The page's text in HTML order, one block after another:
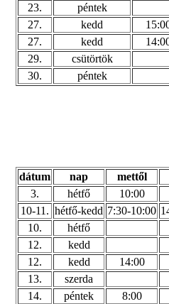
23.
péntek
27.
kedd
27.
kedd
29.
csütörtök
30.
péntek
dátum nap mettől
3.
hétfő 10:00
10-11. hétfő-kedd 7:30-10:00
10.
hétfő
12.
kedd
12.
kedd 14:00
13.
szerda
14. péntek 8:00